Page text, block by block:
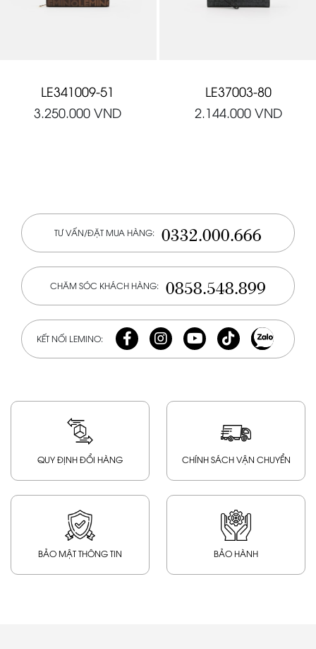
LE341009-51
3.250.000 VND
LE37003-80
2.144.000 VND
TƯ VẤN/ĐẶT MUA HÀNG: 0332.000.666
CHĂM SÓC KHÁCH HÀNG: 0858.548.899
KẾT NỐI LEMINO:
QUY ĐỊNH ĐỔI HÀNG CHÍNH SÁCH VẬN CHUYỂN
BẢO MẬT THÔNG TIN BẢO HÀNH